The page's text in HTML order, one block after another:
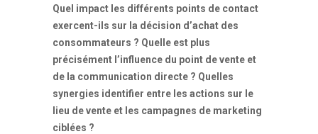
Quel impact les différents points de contact
exercent-ils sur la décision d’achat des
consommateurs ? Quelle est plus
précisément l’influence du point de vente et
de la communication directe ? Quelles
synergies identifier entre les actions sur le
lieu de vente et les campagnes de marketing
ciblées ?